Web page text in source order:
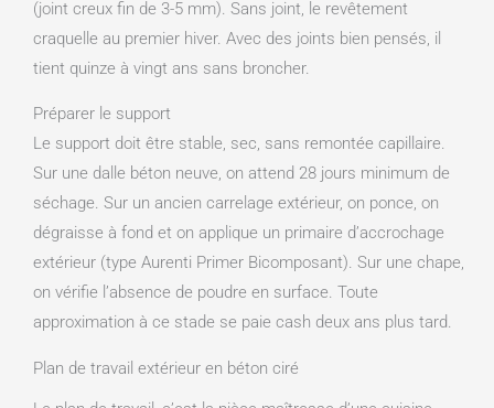
(joint creux fin de 3-5 mm). Sans joint, le revêtement
craquelle au premier hiver. Avec des joints bien pensés, il
tient quinze à vingt ans sans broncher.
Préparer le support
Le support doit être stable, sec, sans remontée capillaire.
Sur une dalle béton neuve, on attend 28 jours minimum de
séchage. Sur un ancien carrelage extérieur, on ponce, on
dégraisse à fond et on applique un primaire d’accrochage
extérieur (type Aurenti Primer Bicomposant). Sur une chape,
on vérifie l’absence de poudre en surface. Toute
approximation à ce stade se paie cash deux ans plus tard.
Plan de travail extérieur en béton ciré